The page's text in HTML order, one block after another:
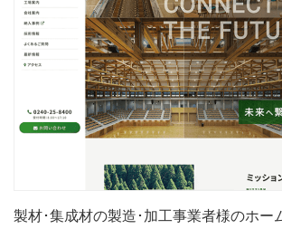
製材･集成材の製造･加工事業者様のホー